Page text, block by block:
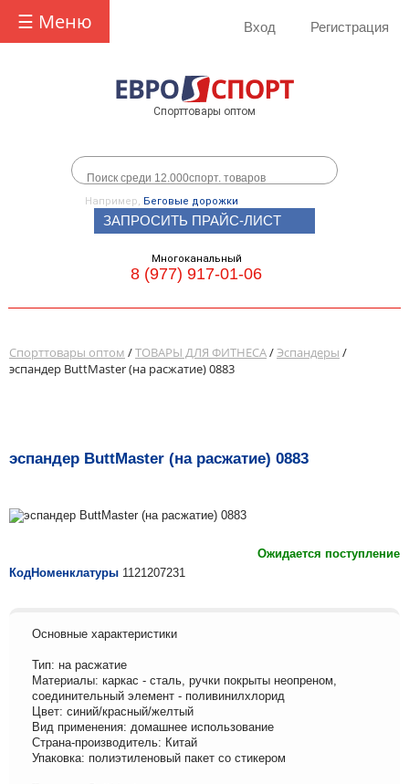
☰ Меню Вход Регистрация
Спорттовары оптом
Например, Беговые дорожки
ЗАПРОСИТЬ ПРАЙС-ЛИСТ
Многоканальный
8 (977) 917-01-06
Спорттовары оптом /ТОВАРЫ ДЛЯ ФИТНЕСА/Эспандеры /
эспандер ButtMaster (на расжатие) 0883
эспандер ButtMaster (на расжатие) 0883
Ожидается поступление
КодНоменклатуры 1121207231
Основные характеристики
Тип: на расжатие
Материалы: каркас - сталь, ручки покрыты неопреном,
соединительный элемент - поливинилхлорид
Цвет: синий/красный/желтый
Вид применения: домашнее использование
Страна-производитель: Китай
Упаковка: полиэтиленовый пакет со стикером